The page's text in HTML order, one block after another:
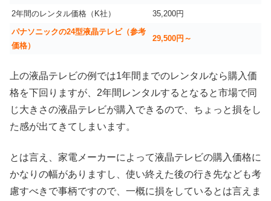
2年間のレンタル価格（K社）
35,200円
パナソニックの24型液晶テレビ（参考
価格）
29,500円～
上の液晶テレビの例では1年間までのレンタルなら購入価
格を下回りますが、2年間レンタルするとなると市場で同
じ大きさの液晶テレビが購入できるので、ちょっと損をし
た感が出てきてしまいます。
とは言え、家電メーカーによって液晶テレビの購入価格に
かなりの幅がありますし、使い終えた後の行き先なども考
慮すべきで事柄ですので、一概に損をしているとは言えま